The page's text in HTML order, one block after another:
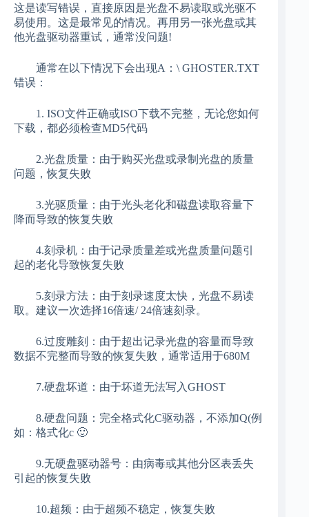
这是读写错误，直接原因是光盘不易读取或光驱不
易使用。这是最常见的情况。再用另一张光盘或其
他光盘驱动器重试，通常没问题!
通常在以下情况下会出现A：\ GHOSTER.TXT
错误：
1. ISO文件正确或ISO下载不完整，无论您如何
下载，都必须检查MD5代码
2.光盘质量：由于购买光盘或录制光盘的质量
问题，恢复失败
3.光驱质量：由于光头老化和磁盘读取容量下
降而导致的恢复失败
4.刻录机：由于记录质量差或光盘质量问题引
起的老化导致恢复失败
5.刻录方法：由于刻录速度太快，光盘不易读
取。建议一次选择16倍速/ 24倍速刻录。
6.过度雕刻：由于超出记录光盘的容量而导致
数据不完整而导致的恢复失败，通常适用于680M
7.硬盘坏道：由于坏道无法写入GHOST
8.硬盘问题：完全格式化C驱动器，不添加Q(例
如：格式化c 🙂
9.无硬盘驱动器号：由病毒或其他分区表丢失
引起的恢复失败
10.超频：由于超频不稳定，恢复失败